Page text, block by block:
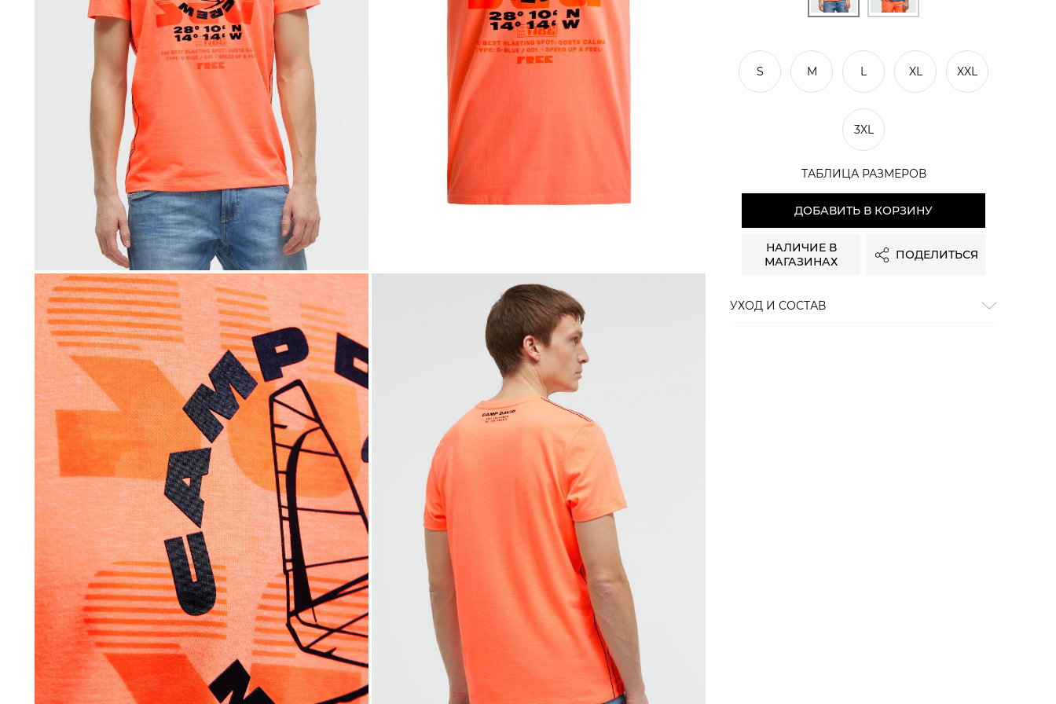
S M L XL XXL
3XL
ТАБЛИЦА РАЗМЕРОВ
ДОБАВИТЬ В КОРЗИНУ
НАЛИЧИЕ В
МАГАЗИНАХ
ПОДЕЛИТЬСЯ
УХОД И СОСТАВ